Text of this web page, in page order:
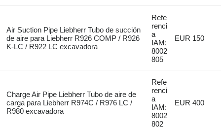
Air Suction Pipe Liebherr Tubo de succión
de aire para Liebherr R926 COMP / R926
K-LC / R922 LC excavadora
Refe
renci
a
IAM:
8002
805
EUR 150
Charge Air Pipe Liebherr Tubo de aire de
carga para Liebherr R974C / R976 LC /
R980 excavadora
Refe
renci
a
IAM:
8002
802
EUR 400